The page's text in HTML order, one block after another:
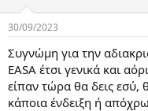
30/09/2023
Συγνώμη για την
EASA έτσι γενικά και
είπαν τώρα θα δεις εσύ,
κάποια ένδειξη ή